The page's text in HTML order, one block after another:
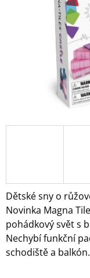
Dětské sny o
Novinka Magna
pohádkový svět s
Nechybí funkční
schodiště a balkón.
D
O
P
O
R
U
Č